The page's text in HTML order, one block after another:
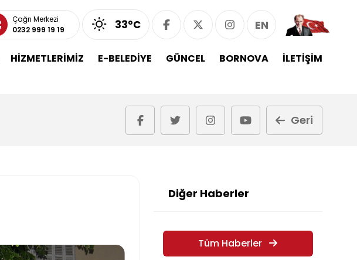
Çağrı Merkezi
0232 999 19 19
33°C EN
HİZMETLERİMİZ E-BELEDİYE GÜNCEL BORNOVA İLETİŞİM
Geri
Diğer Haberler
Tüm Haberler